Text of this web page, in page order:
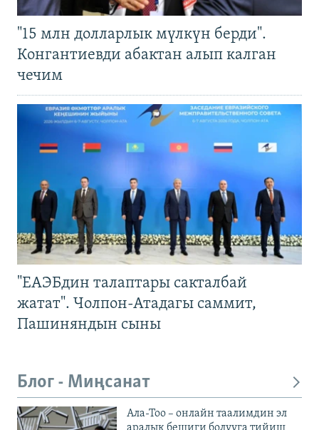
"15 млн долларлык мүлкүн берди".
Конгантиевди абактан алып калган
чечим
"ЕАЭБдин талаптары сакталбай
жатат". Чолпон-Атадагы саммит,
Пашиняндын сыны
Блог - Миңсанат
Ала-Тоо – онлайн таалимдин эл